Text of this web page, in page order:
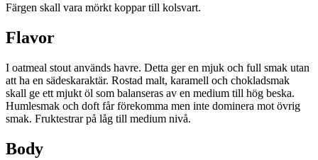
Färgen skall vara mörkt koppar till kolsvart.
Flavor
I oatmeal stout används havre. Detta ger en mjuk och full smak utan
att ha en sädeskaraktär. Rostad malt, karamell och chokladsmak
skall ge ett mjukt öl som balanseras av en medium till hög beska.
Humlesmak och doft får förekomma men inte dominera mot övrig
smak. Fruktestrar på låg till medium nivå.
Body